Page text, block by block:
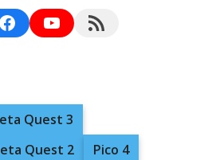
FacebookYouTubeRSS Feed
Quest 3
Quest 2
Pico 4